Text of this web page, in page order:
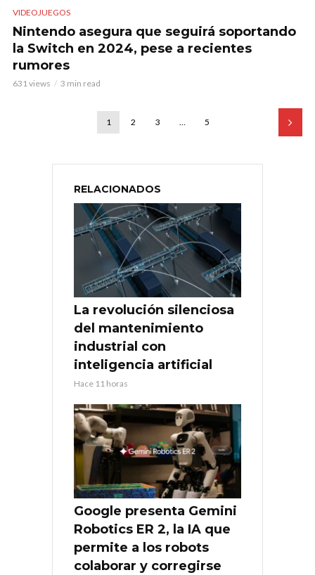
VIDEOJUEGOS
Nintendo asegura que seguirá soportando
la Switch en 2024, pese a recientes
rumores
631 views 3 min read
1 2 3 … 5
RELACIONADOS
La revolución silenciosa
del mantenimiento
industrial con
inteligencia artificial
Hace 11 horas
Google presenta Gemini
Robotics ER 2, la IA que
permite a los robots
colaborar y corregirse